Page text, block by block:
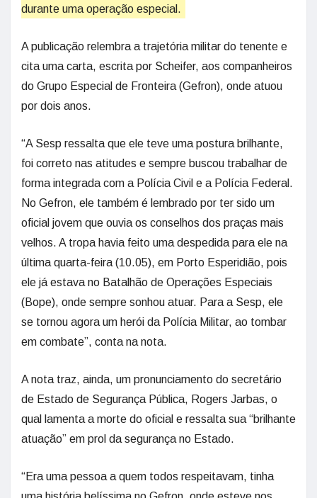
durante uma operação especial.
A publicação relembra a trajetória militar do tenente e
cita uma carta, escrita por Scheifer, aos companheiros
do Grupo Especial de Fronteira (Gefron), onde atuou
por dois anos.
“A Sesp ressalta que ele teve uma postura brilhante,
foi correto nas atitudes e sempre buscou trabalhar de
forma integrada com a Polícia Civil e a Polícia Federal.
No Gefron, ele também é lembrado por ter sido um
oficial jovem que ouvia os conselhos dos praças mais
velhos. A tropa havia feito uma despedida para ele na
última quarta-feira (10.05), em Porto Esperidião, pois
ele já estava no Batalhão de Operações Especiais
(Bope), onde sempre sonhou atuar. Para a Sesp, ele
se tornou agora um herói da Polícia Militar, ao tombar
em combate”, conta na nota.
A nota traz, ainda, um pronunciamento do secretário
de Estado de Segurança Pública, Rogers Jarbas, o
qual lamenta a morte do oficial e ressalta sua “brilhante
atuação” em prol da segurança no Estado.
“Era uma pessoa a quem todos respeitavam, tinha